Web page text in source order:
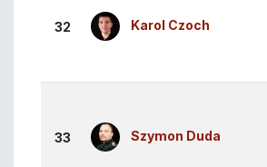
32 Karol Czoch
33 Szymon Duda